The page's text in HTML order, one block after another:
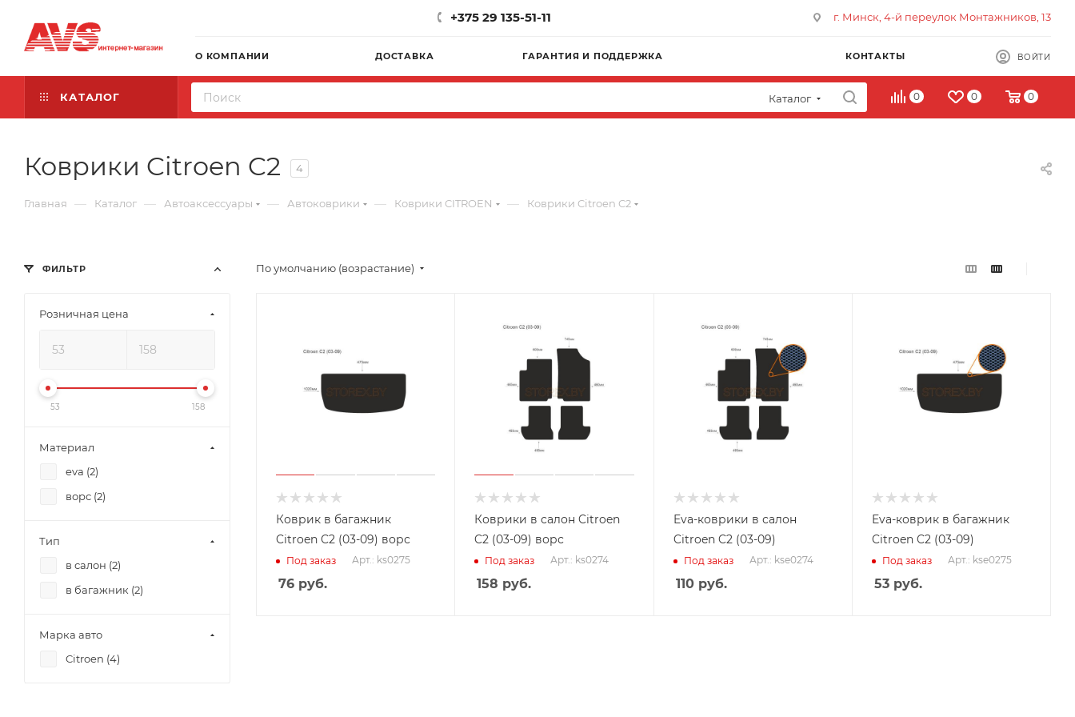
+375 29 135-51-11 г. Минск, 4-й переулок Монтажников, 13
О КОМПАНИИ ДОСТАВКА ГАРАНТИЯ И ПОДДЕРЖКА КОНТАКТЫ ВОЙТИ
КАТАЛОГ Каталог 0 0 0
Коврики Citroen C2 4
Главная — Каталог — Автоаксессуары — Автоковрики — Коврики CITROEN — Коврики Citroen C2
По умолчанию (возрастание)
Коврик в багажник
Citroen C2 (03-09) ворс
Под заказ Арт.: ks0275
76 руб.
Коврики в салон Citroen
C2 (03-09) ворс
Под заказ Арт.: ks0274
158 руб.
Eva-коврики в салон
Citroen C2 (03-09)
Под заказ Арт.: kse0274
110руб.
Eva-коврик в багажник
Citroen C2 (03-09)
Под заказ Арт.: kse0275
53руб.
ФИЛЬТР
Розничная цена
53 158
Материал
eva (2)
ворс (2)
Тип
в салон (2)
в багажник (2)
Марка авто
Citroen (4)